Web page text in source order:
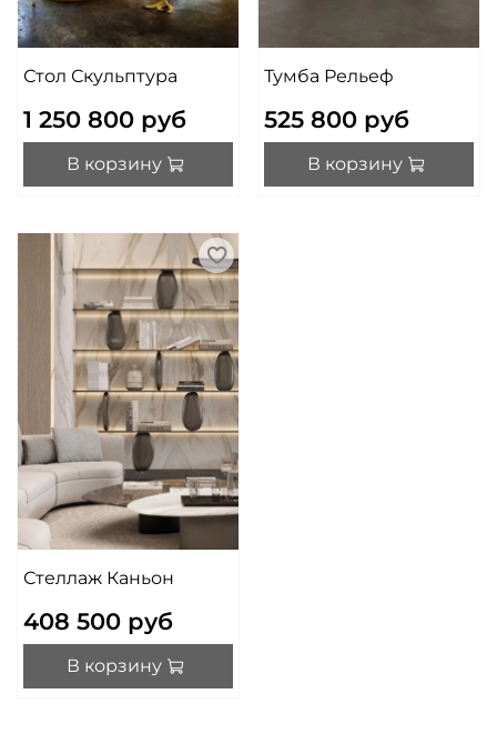
Стол Скульптура
1 250 800 руб
В корзину
Тумба Рельеф
525 800 руб
В корзину
Стеллаж Каньон
408 500 руб
В корзину